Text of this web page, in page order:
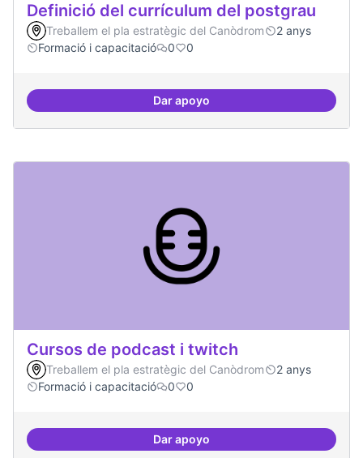
Definició del currículum del postgrau
Treballem el pla estratègic del Canòdrom
2 anys
Formació i capacitació
0 0
Dar apoyoDefinició del currículum del
Cursos de podcast i twitch
Treballem el pla estratègic del Canòdrom
2 anys
Formació i capacitació
0 0
Dar apoyoCursos de podcast i twitch